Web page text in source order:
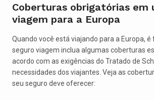
Coberturas obrigatórias em
viagem para a Europa
Quando você está viajando para a Europa,
seguro viagem inclua algumas coberturas
acordo com as exigências do Tratado de
necessidades dos viajantes. Veja as
seu seguro deve oferecer: